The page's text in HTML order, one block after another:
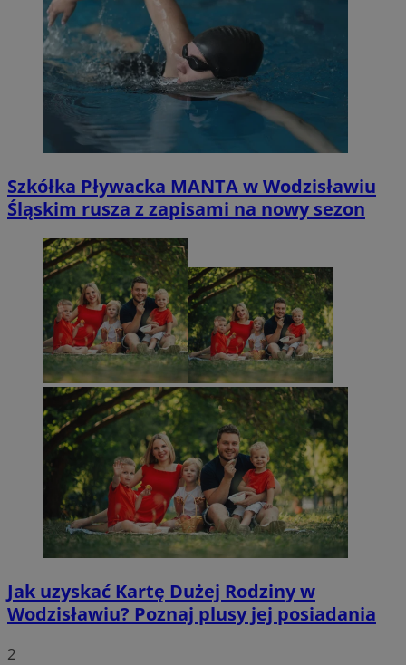
Szkółka Pływacka MANTA w Wodzisławiu
Śląskim rusza z zapisami na nowy sezon
Jak uzyskać Kartę Dużej Rodziny w
Wodzisławiu? Poznaj plusy jej posiadania
2